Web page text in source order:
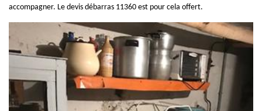
accompagner. Le devis débarras 11360 est pour cela offert.